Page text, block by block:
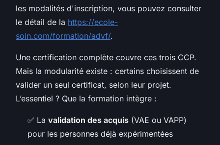
les modalités d'inscription, vous pouvez consulter
le détail de la https://ecole-
soin.com/formation/advf/.
Une certification complète couvre ces trois CCP.
Mais la modularité existe : certains choisissent de
valider un seul certificat, selon leur projet.
L’essentiel ? Que la formation intègre :
✅ La validation des acquis (VAE ou VAPP)
pour les personnes déjà expérimentées